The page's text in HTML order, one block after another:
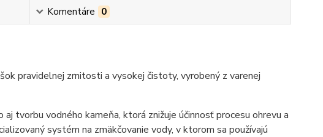
Komentáre 0
pravidelnej zrnitosti a vysokej čistoty, vyrobený z varenej
tvorbu vodného kameňa, ktorá znižuje účinnosť procesu ohrevu a
systém na zmäkčovanie vody, v ktorom sa používajú